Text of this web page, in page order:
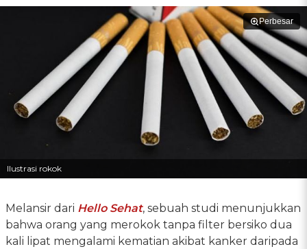
Perbesar
Ilustrasi rokok
Melansir dari Hello Sehat, sebuah studi menunjukkan
bahwa orang yang merokok tanpa filter bersiko dua
kali lipat mengalami kematian akibat kanker daripada